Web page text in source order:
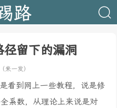
路
留下的漏洞
来一发）
看到网上一些教程，说是修
系数，从理论上来说是对